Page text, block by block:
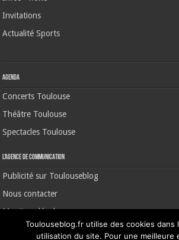
Invitations
Actualité Sports
Agenda
Concerts Toulouse
Théâtre Toulouse
Spectacles Toulouse
L’agence de communication
Publicité sur Toulouseblog
Nous contacter
Mentions légales
Toulouseblog.fr utilise des cookies dans
utilisation du site. Pour une meilleure